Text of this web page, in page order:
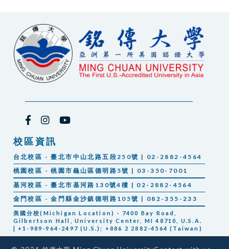
校區資訊
台北校區 - 臺北市中山北路五段250號 | 02-2882-4564
桃園校區 - 桃園市龜山區德明路5號 | 03-350-7001
基河校區 - 臺北市基河路130號4樓 | 02-2882-4564
金門校區 - 金門縣金沙鎮德明路105號 | 082-355-233
美國分校(Michigan Location) - 7400 Bay Road,
Gilbertson Hall, University Center, MI 48710, U.S.A.
| +1-989-964-2497 (U.S.); +886 2 2882-4564 (Taiwan)